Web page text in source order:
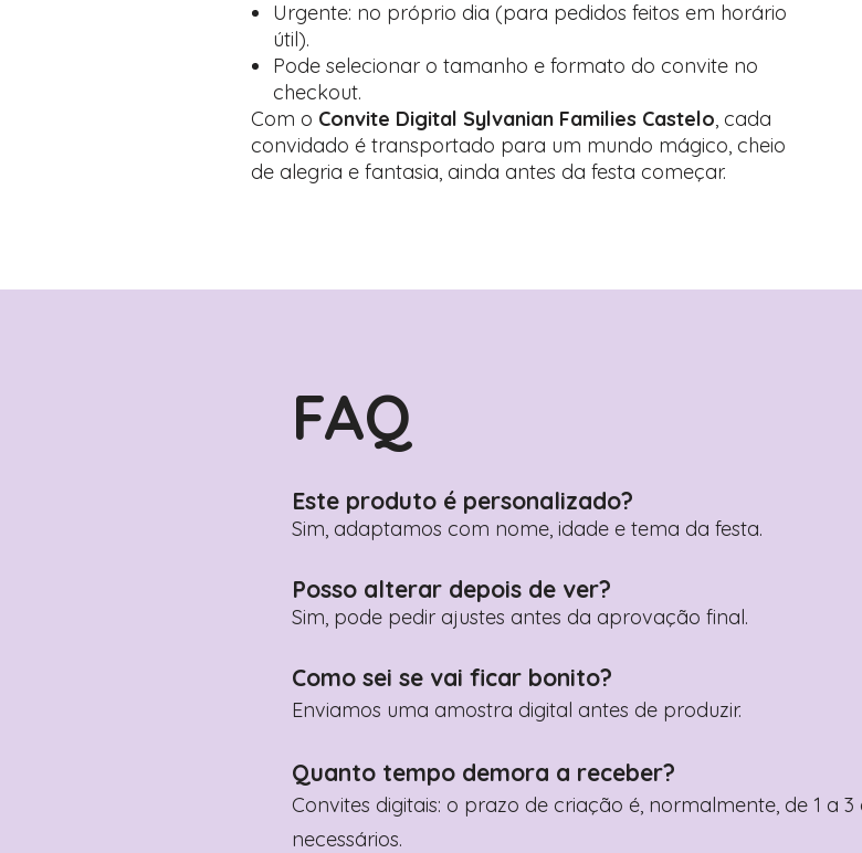
Urgente: no próprio dia (para pedidos feitos em horário
útil).
Pode selecionar o tamanho e formato do convite no
checkout.
Com o Convite Digital Sylvanian Families Castelo, cada
convidado é transportado para um mundo mágico, cheio
de alegria e fantasia, ainda antes da festa começar.
FAQ
Este produto é personalizado?
Sim, adaptamos com nome, idade e tema da festa.
Posso alterar depois de ver?
Sim, pode pedir ajustes antes da aprovação final.
Como sei se vai ficar bonito?
Enviamos uma amostra digital antes de produzir.
Quanto tempo demora a receber?
Convites digitais: o prazo de criação é, normalmente, de 1 a
necessários.